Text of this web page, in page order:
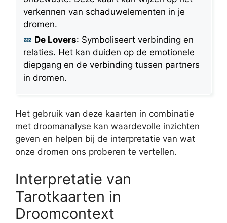
verkennen van schaduwelementen in je
dromen.
De Lovers: Symboliseert verbinding en
relaties. Het kan duiden op de emotionele
diepgang en de verbinding tussen partners
in dromen.
Het gebruik van deze kaarten in combinatie
met droomanalyse kan waardevolle inzichten
geven en helpen bij de interpretatie van wat
onze dromen ons proberen te vertellen.
Interpretatie van
Tarotkaarten in
Droomcontext